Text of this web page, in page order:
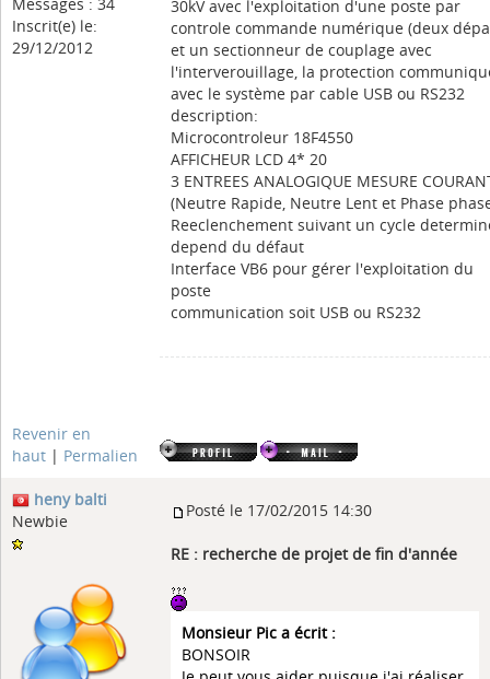
Inscrit(e) le:
29/12/2012
30kV avec l'exploitation d'une poste par
controle commande numérique (deux
et un sectionneur de couplage avec
l'interverouillage, la protection
avec le système par cable USB ou RS232
description:
Microcontroleur 18F4550
AFFICHEUR LCD 4* 20
3 ENTREES ANALOGIQUE MESURE
(Neutre Rapide, Neutre Lent et Phase
Reeclenchement suivant un cycle
depend du défaut
Interface VB6 pour gérer l'exploitation du
poste
communication soit USB ou RS232
Revenir en
haut | Permalien
heny balti
Newbie
Posté le 17/02/2015 14:30
RE : recherche de projet de fin d'année
Monsieur Pic a écrit :
BONSOIR